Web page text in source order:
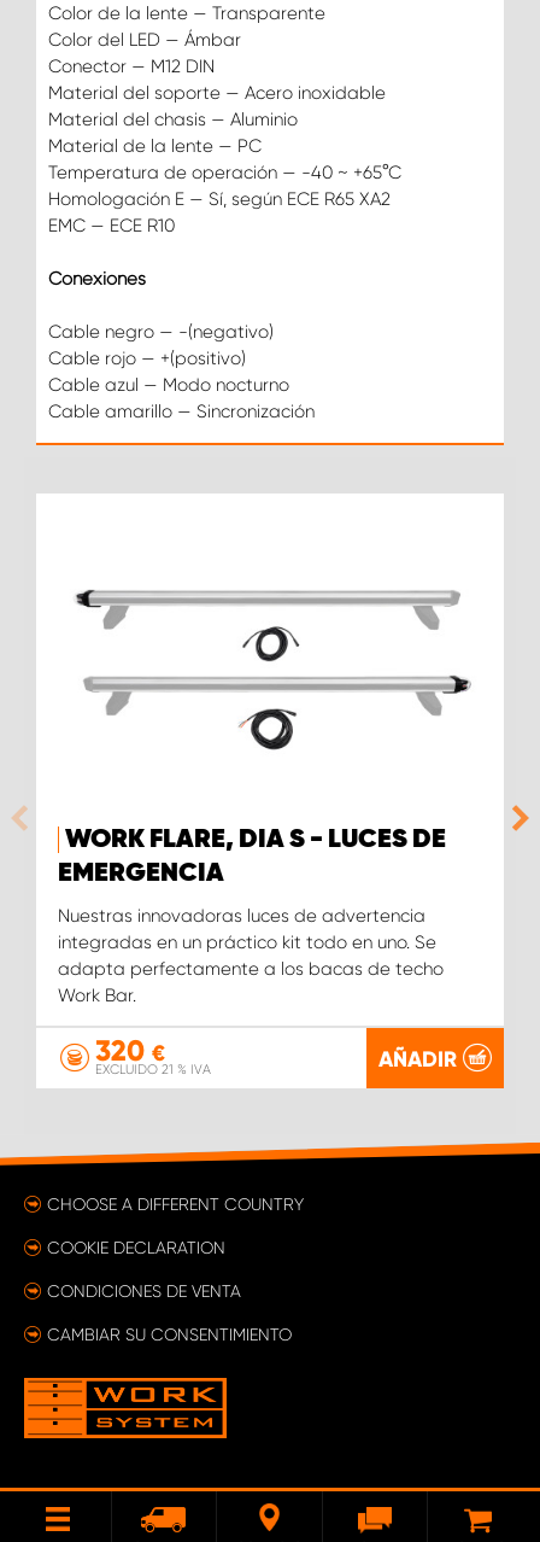
Color de la lente — Transparente
Color del LED — Ámbar
Conector — M12 DIN
Material del soporte — Acero inoxidable
Material del chasis — Aluminio
Material de la lente — PC
Temperatura de operación — -40 ~ +65°C
Homologación E — Sí, según ECE R65 XA2
EMC — ECE R10
Conexiones
Cable negro — -(negativo)
Cable rojo — +(positivo)
Cable azul — Modo nocturno
Cable amarillo — Sincronización
WORK FLARE, DIA S - LUCES DE
EMERGENCIA
Nuestras innovadoras luces de advertencia
integradas en un práctico kit todo en uno. Se
adapta perfectamente a los bacas de techo
Work Bar.
320 €
EXCLUIDO 21 % IVA AÑADIR
CHOOSE A DIFFERENT COUNTRY
COOKIE DECLARATION
CONDICIONES DE VENTA
CAMBIAR SU CONSENTIMIENTO